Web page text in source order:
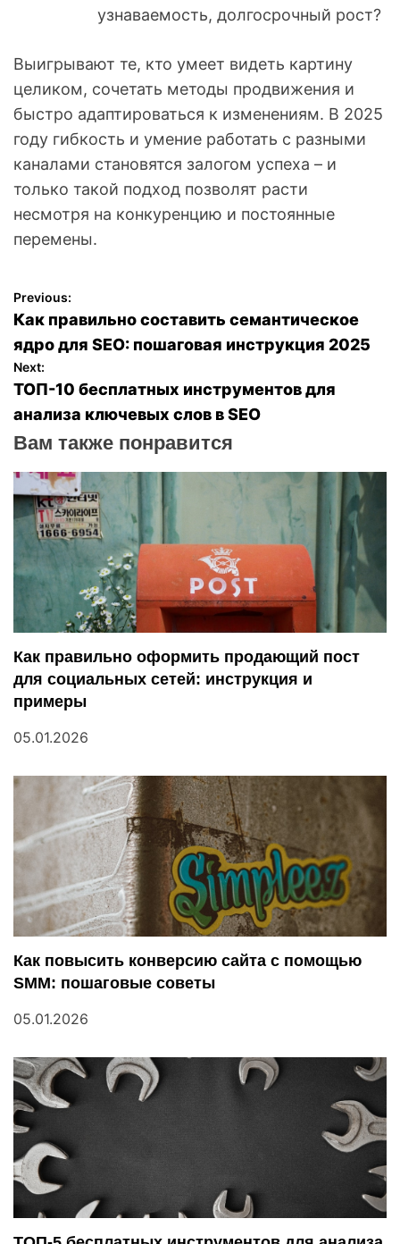
узнаваемость, долгосрочный рост?
Выигрывают те, кто умеет видеть картину
целиком, сочетать методы продвижения и
быстро адаптироваться к изменениям. В 2025
году гибкость и умение работать с разными
каналами становятся залогом успеха – и
только такой подход позволят расти
несмотря на конкуренцию и постоянные
перемены.
Н
а
в
и
а
ц
и
я
п
о
з
и
с
я
м
Previous:
Как правильно составить семантическое
ядро для SEO: пошаговая инструкция 2025
Next:
ТОП-10 бесплатных инструментов для
анализа ключевых слов в SEO
Вам также понравится
Как правильно оформить продающий пост
для социальных сетей: инструкция и
примеры
05.01.2026
Как повысить конверсию сайта с помощью
SMM: пошаговые советы
05.01.2026